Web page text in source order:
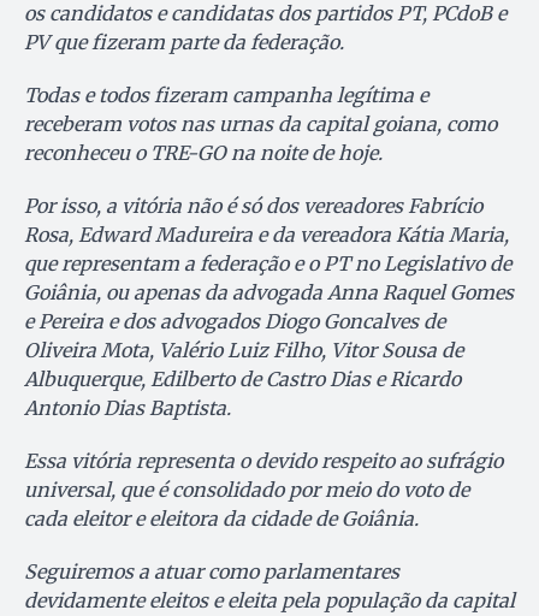
os candidatos e candidatas dos partidos PT, PCdoB e
PV que fizeram parte da federação.
Todas e todos fizeram campanha legítima e
receberam votos nas urnas da capital goiana, como
reconheceu o TRE-GO na noite de hoje.
Por isso, a vitória não é só dos vereadores Fabrício
Rosa, Edward Madureira e da vereadora Kátia Maria,
que representam a federação e o PT no Legislativo de
Goiânia, ou apenas da advogada Anna Raquel Gomes
e Pereira e dos advogados Diogo Goncalves de
Oliveira Mota, Valério Luiz Filho, Vitor Sousa de
Albuquerque, Edilberto de Castro Dias e Ricardo
Antonio Dias Baptista.
Essa vitória representa o devido respeito ao sufrágio
universal, que é consolidado por meio do voto de
cada eleitor e eleitora da cidade de Goiânia.
Seguiremos a atuar como parlamentares
devidamente eleitos e eleita pela população da capital